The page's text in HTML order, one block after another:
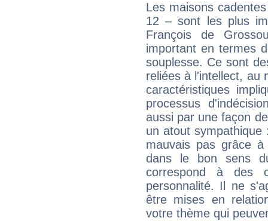
Les maisons
12 – sont les plus
François de
important en termes
souplesse. Ce sont
reliées à l'intellect, au
caractéristiques
processus
aussi par une façon
un atout
mauvais pas grâce
dans le bon sens
correspond à des
personnalité. Il ne
être mises en
votre thème qui